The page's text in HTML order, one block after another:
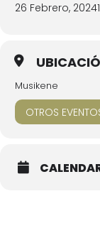
26 Febrero, 2024
Musikene
OTROS